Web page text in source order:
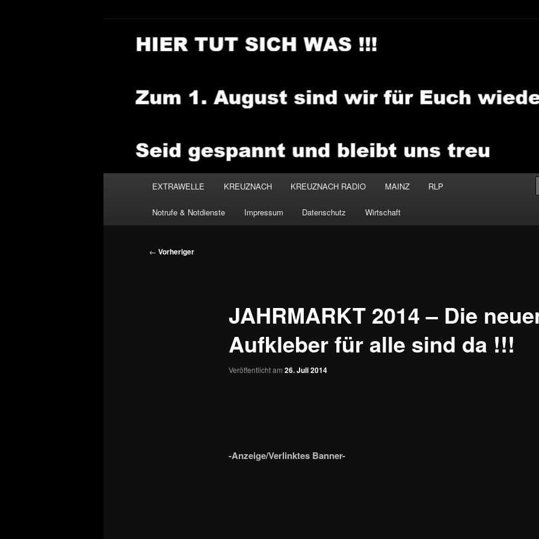
EXTRAWELLE KREUZNACH KREUZNACH RADIO MAINZ RLP
Notrufe & Notdienste Impressum Datenschutz Wirtschaft
Beitragsnavigation
← Vorheriger
JAHRMARKT 2014 – Die
Aufkleber für alle sind da !!!
Veröffentlicht am 26. Juli 2014
-Anzeige/Verlinktes Banner-